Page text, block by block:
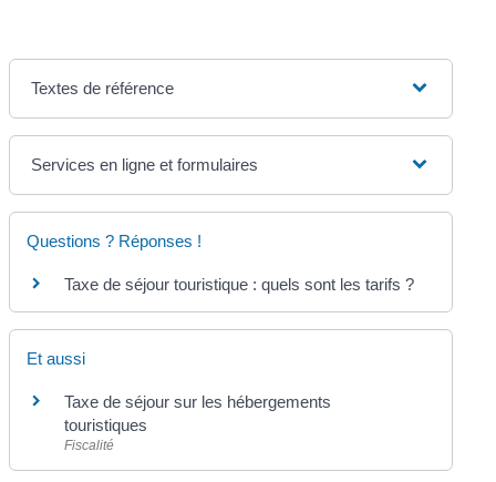
Textes de référence
Services en ligne et formulaires
Questions ? Réponses !
Taxe de séjour touristique : quels sont les tarifs ?
Et aussi
Taxe de séjour sur les hébergements
touristiques
Fiscalité